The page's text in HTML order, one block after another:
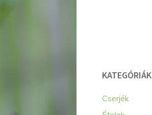
KATEGÓRIÁK
Cserjék